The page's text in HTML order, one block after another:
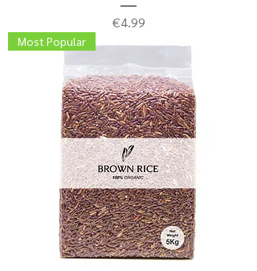
ราคา
€4.99
Most Popular